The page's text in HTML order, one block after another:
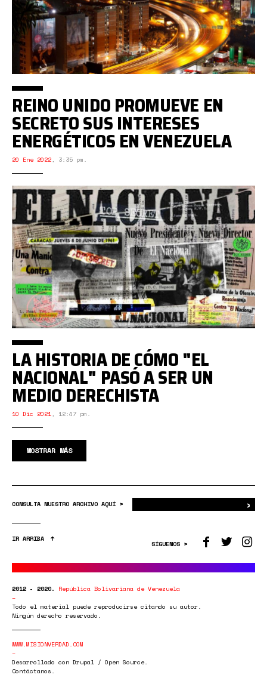
REINO UNIDO PROMUEVE EN
SECRETO SUS INTERESES
ENERGÉTICOS EN VENEZUELA
20 Ene 2022, 3:35 pm.
LA HISTORIA DE CÓMO "EL
NACIONAL" PASÓ A SER UN
MEDIO DERECHISTA
10 Dic 2021, 12:47 pm.
MOSTRAR MÁS
CONSULTA NUESTRO ARCHIVO AQUÍ > ›
IR ARRIBA
SÍGUENOS >
2012 - 2020. República Bolivariana de Venezuela
Todo el material puede reproducirse citando su autor.
Ningún derecho reservado.
WWW.MISIONVERDAD.COM
Desarrollado con Drupal / Open Source.
Contáctanos.